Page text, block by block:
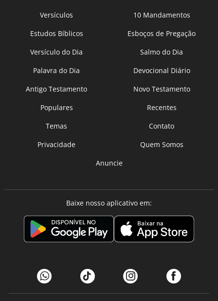
Versículos
10 Mandamentos
Estudos Bíblicos
Esboços de Pregação
Versículo do Dia
Salmo do Dia
Palavra do Dia
Devocional Diário
Antigo Testamento
Novo Testamento
Populares
Recentes
Temas
Contato
Privacidade
Quem Somos
Anuncie
Baixe nosso aplicativo em: